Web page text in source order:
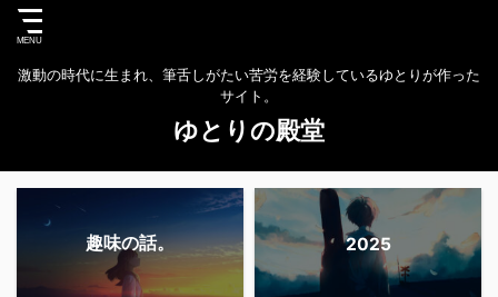
激動の時代に生まれ、筆舌しがたい苦労を経験しているゆとりが作った
サイト。
ゆとりの殿堂
趣味の話。 2025